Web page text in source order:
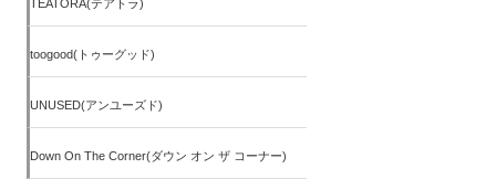
TEATORA(テアトラ)
toogood(トゥーグッド)
UNUSED(アンユーズド)
Down On The Corner(ダウン オン ザ コーナー)